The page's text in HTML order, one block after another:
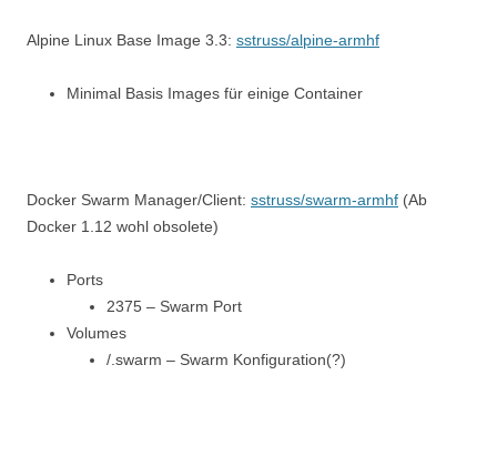
Alpine Linux Base Image 3.3: sstruss/alpine-armhf
Minimal Basis Images für einige Container
Docker Swarm Manager/Client: sstruss/swarm-armhf (Ab
Docker 1.12 wohl obsolete)
Ports
2375 – Swarm Port
Volumes
/.swarm – Swarm Konfiguration(?)